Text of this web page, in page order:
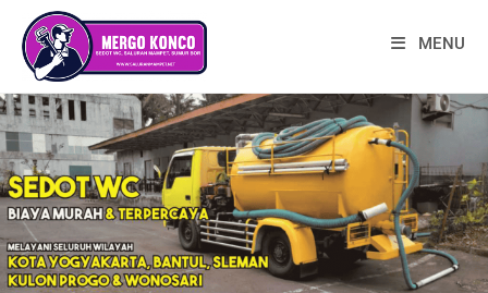
content
MENU